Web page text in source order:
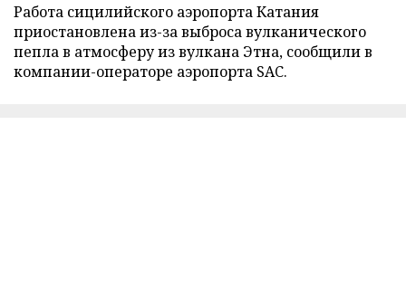
Работа сицилийского аэропорта Катания
приостановлена из-за выброса вулканического
пепла в атмосферу из вулкана Этна, сообщили в
компании-операторе аэропорта SAC.